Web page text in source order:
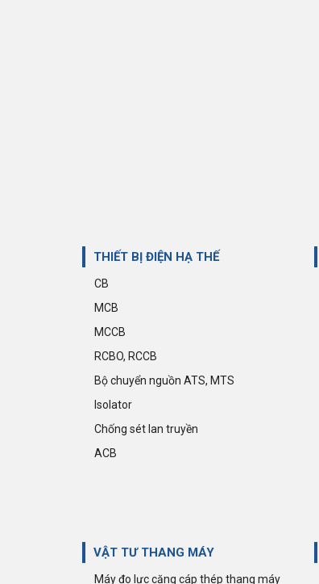
THIẾT BỊ ĐIỆN HẠ THẾ
CB
MCB
MCCB
RCBO, RCCB
Bộ chuyển nguồn ATS, MTS
Isolator
Chống sét lan truyền
ACB
VẬT TƯ THANG MÁY
Máy đo lực căng cáp thép thang máy